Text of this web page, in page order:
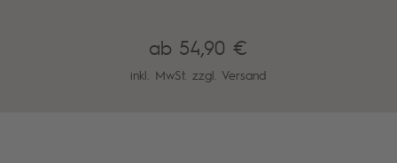
ab 54,90 €
inkl. MwSt. zzgl. Versand